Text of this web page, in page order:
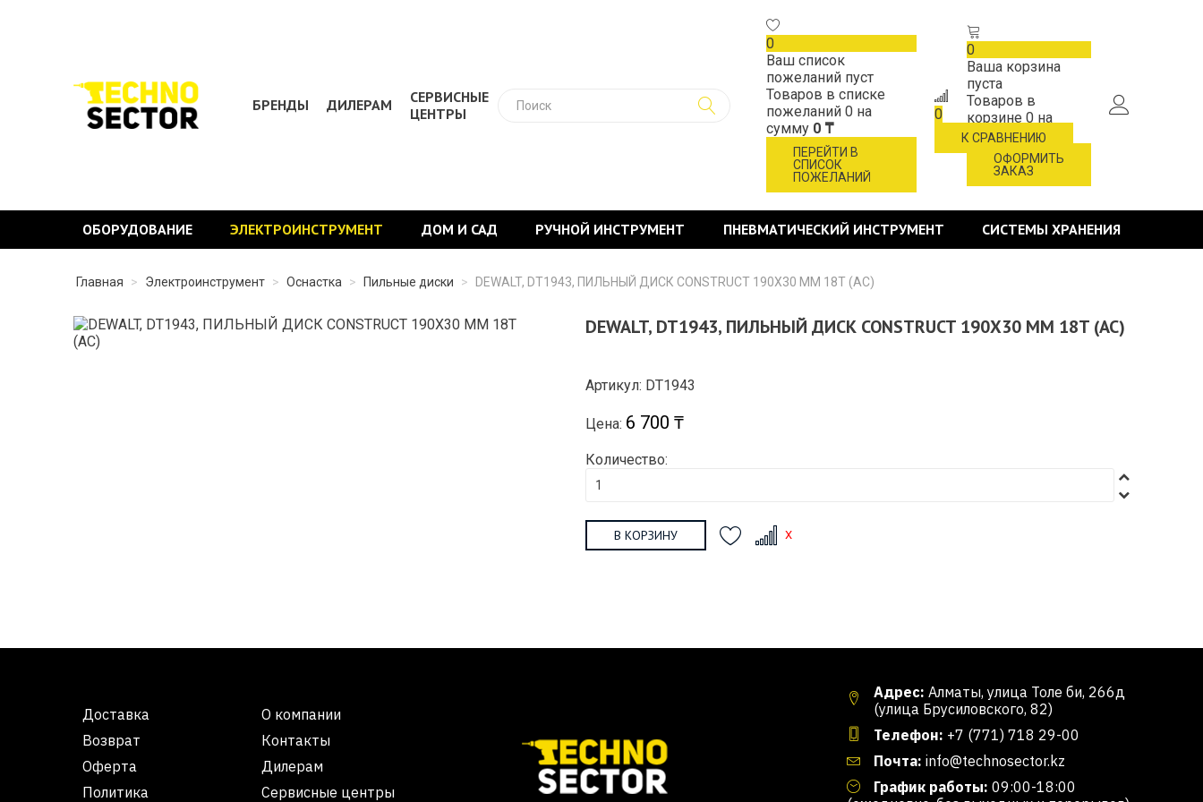
БРЕНДЫ ДИЛЕРАМ
СЕРВИСНЫЕ
ЦЕНТРЫ
0
Ваш список
пожеланий пуст
Товаров в списке
пожеланий 0 на
сумму 0 ₸
ПЕРЕЙТИ В
СПИСОК
ПОЖЕЛАНИЙ
0
К СРАВНЕНИЮ
0
Ваша корзина
пуста
Товаров в
корзине 0 на
сумму0 ₸
ОФОРМИТЬ
ЗАКАЗ
ОБОРУДОВАНИЕ ЭЛЕКТРОИНСТРУМЕНТ ДОМ И САД РУЧНОЙ ИНСТРУМЕНТ ПНЕВМАТИЧЕСКИЙ ИНСТРУМЕНТ СИСТЕМЫ ХРАНЕНИЯ
Главная > Электроинструмент > Оснастка > Пильные диски > DEWALT, DT1943, ПИЛЬНЫЙ ДИСК CONSTRUCT 190X30 ММ 18T (AC)
DEWALT, DT1943, ПИЛЬНЫЙ ДИСК CONSTRUCT 190X30 ММ 18T (AC)
Артикул: DT1943
Цена: 6 700 ₸
Количество:
В КОРЗИНУ
Доставка
О компании
Возврат
Контакты
Оферта
Дилерам
Политика
Сервисные центры
Адрес: Алматы, улица Толе би, 266д
(улица Брусиловского, 82)
Телефон: +7 (771) 718 29-00
Почта: info@technosector.kz
График работы: 09:00-18:00